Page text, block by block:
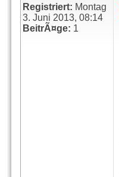
Registriert: Montag
3. Juni 2013, 08:14
BeitrÃ¤ge: 1